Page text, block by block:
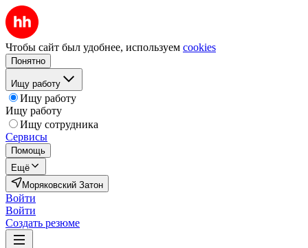
Чтобы сайт был удобнее, используем cookies
Понятно
Ищу работу
Ищу работу
Ищу работу
Ищу сотрудника
Сервисы
Помощь
Ещё
Моряковский Затон
Войти
Войти
Создать резюме